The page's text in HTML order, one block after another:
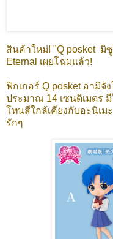
สินค้าใหม่! "Q posket มิ
Eternal เผยโฉมแล้ว!
ฟิกเกอร์ Q posket อามิ
ประมาณ 14 เซนติเมตร
โทนสีใกล้เคียงกับอะนิเ
รักๆ